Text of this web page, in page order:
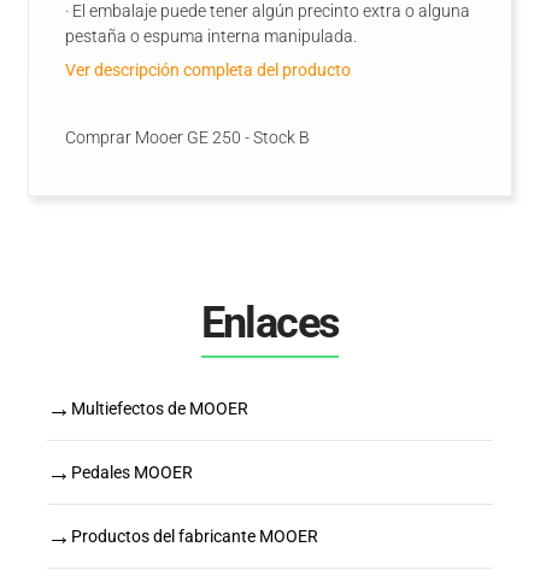
· El embalaje puede tener algún precinto extra o alguna
pestaña o espuma interna manipulada.
Ver descripción completa del producto
Comprar Mooer GE 250 - Stock B
Enlaces
→ Multiefectos de MOOER
→ Pedales MOOER
→ Productos del fabricante MOOER